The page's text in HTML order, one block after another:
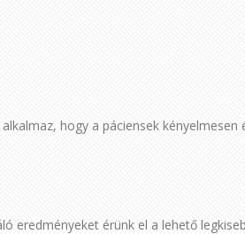
hogy a páciensek
eredményeket érünk el a lehető